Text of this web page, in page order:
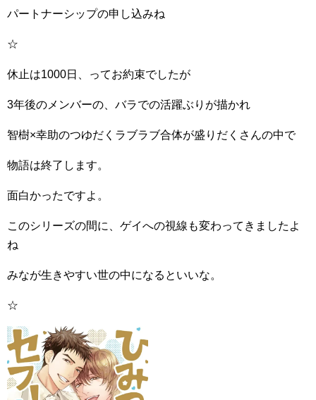
パートナーシップの申し込みね
☆
休止は1000日、ってお約束でしたが
3年後のメンバーの、バラでの活躍ぶりが描かれ
智樹×幸助のつゆだくラブラブ合体が盛りだくさんの中で
物語は終了します。
面白かったですよ。
このシリーズの間に、ゲイへの視線も変わってきましたよ
ね
みなが生きやすい世の中になるといいな。
☆